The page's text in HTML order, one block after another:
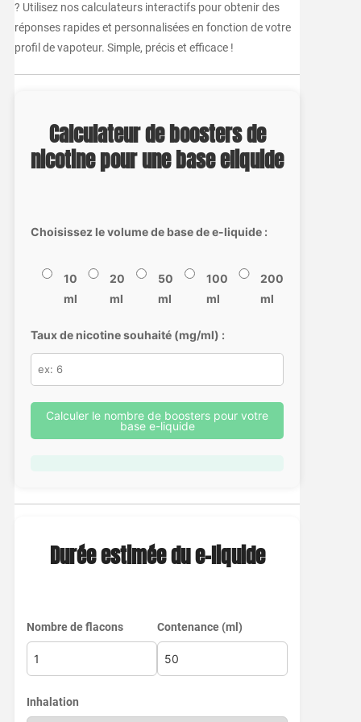
? Utilisez nos calculateurs interactifs pour obtenir des
réponses rapides et personnalisées en fonction de votre
profil de vapoteur. Simple, précis et efficace !
Calculateur de boosters de
nicotine pour une base eliquide
Choisissez le volume de base de e-liquide :
10
ml
20
ml
50
ml
100
ml
200
ml
Taux de nicotine souhaité (mg/ml) :
Calculer le nombre de boosters pour votre
base e-liquide
Durée estimée du e-liquide
Nombre de flacons Contenance (ml)
Inhalation